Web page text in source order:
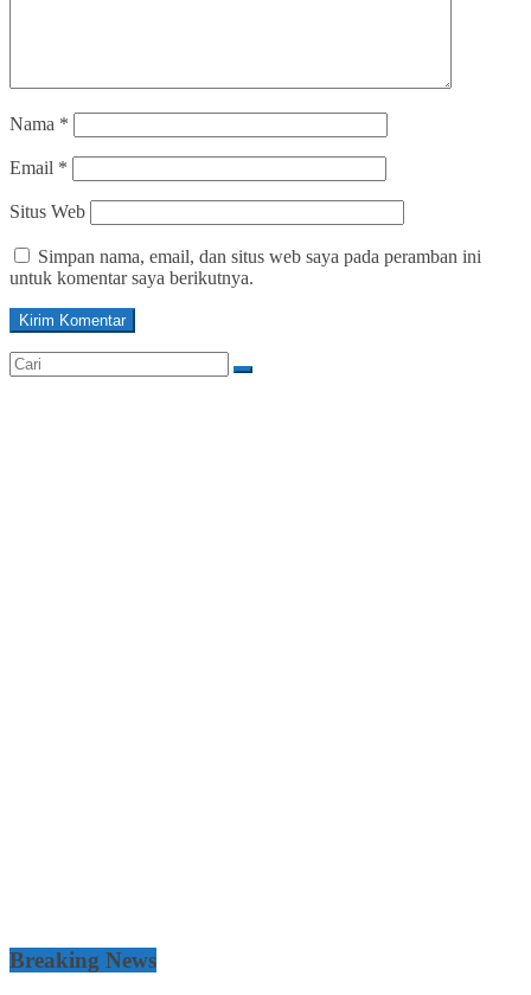
Nama *
Email *
Situs Web
Simpan nama, email, dan situs web saya pada peramban ini
untuk komentar saya berikutnya.
Breaking News